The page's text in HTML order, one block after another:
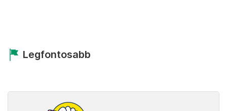
Legfontosabb